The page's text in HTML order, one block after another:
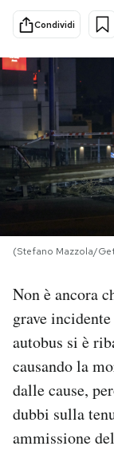
Economia
PODCAST
NEWSLETTER
CALENDARIO
AREA
Area
Newsletter
Condividi
(Stefano Mazzola/
Non è ancora
grave
autobus si è
causando la
dalle cause,
dubbi sulla
ammissione